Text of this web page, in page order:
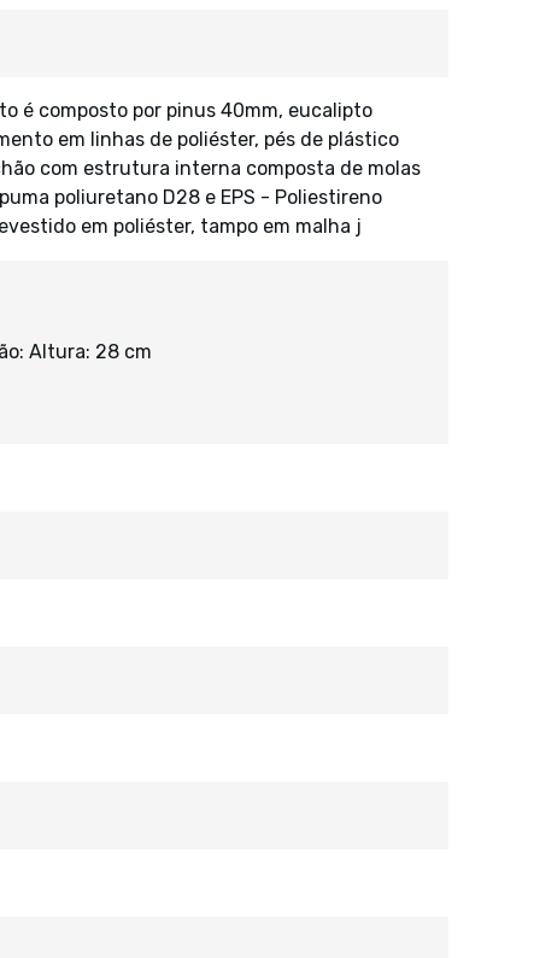
é composto por pinus 40mm, eucalipto
em linhas de poliéster, pés de plástico
com estrutura interna composta de molas
poliuretano D28 e EPS - Poliestireno
em poliéster, tampo em malha j
Altura: 28 cm